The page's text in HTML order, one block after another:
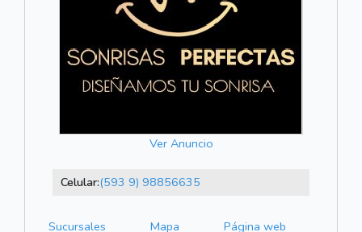
Ver Anuncio
Celular:(593 9) 98856635
Sucursales Mapa
Página web